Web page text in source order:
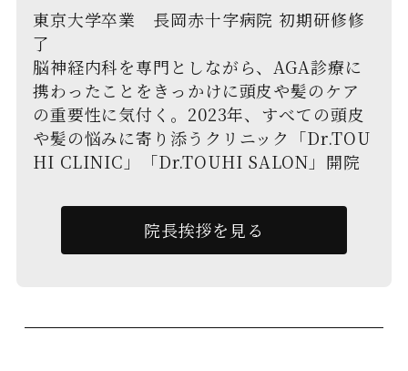
東京大学卒業 長岡赤十字病院 初期研修修
了
脳神経内科を専門としながら、AGA診療に
携わったことをきっかけに頭皮や髪のケア
の重要性に気付く。2023年、すべての頭皮
や髪の悩みに寄り添うクリニック「Dr.TOU
HI CLINIC」「Dr.TOUHI SALON」開院
院長挨拶を見る